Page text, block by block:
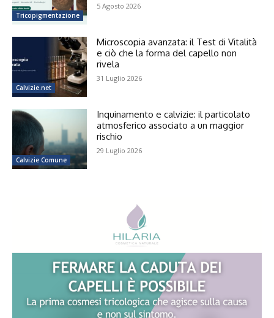
Tricopigmentazione
5 Agosto 2026
Calvizie.net
Microscopia avanzata: il Test di Vitalità
e ciò che la forma del capello non
rivela
31 Luglio 2026
Calvizie Comune
Inquinamento e calvizie: il particolato
atmosferico associato a un maggior
rischio
29 Luglio 2026